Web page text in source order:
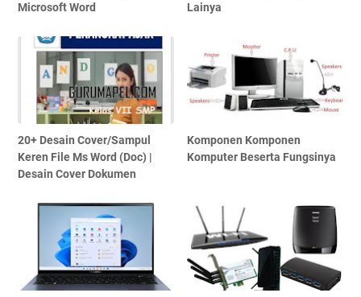
Microsoft Word
Lainya
20+ Desain Cover/Sampul
Keren File Ms Word (Doc) |
Desain Cover Dokumen
Komponen Komponen
Komputer Beserta Fungsinya